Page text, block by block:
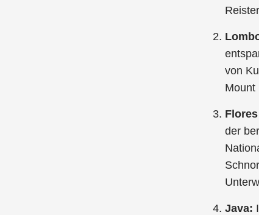
von
Mount
der
Java: